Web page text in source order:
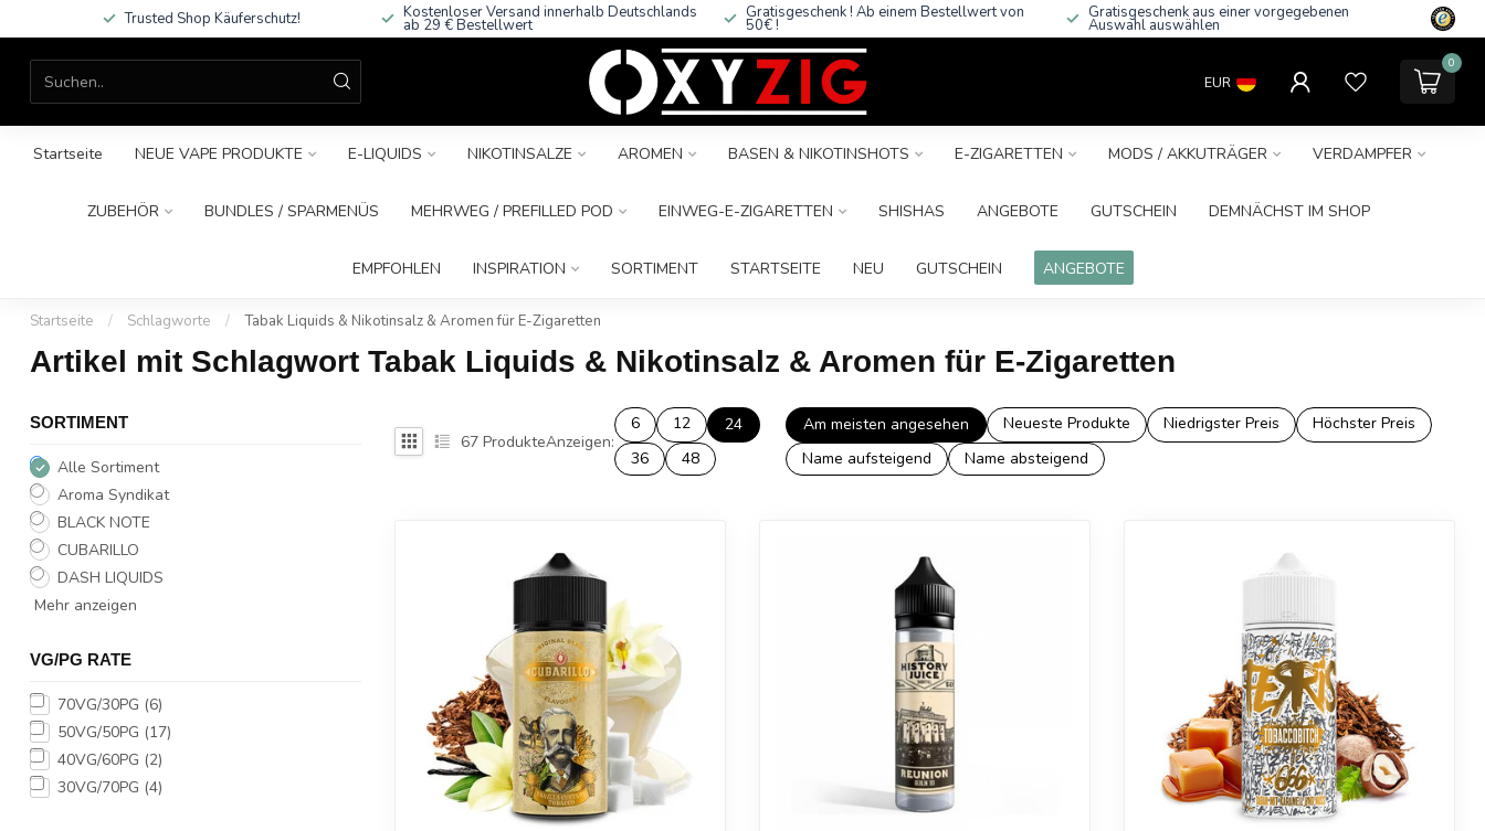
Trusted Shop Käuferschutz! Kostenloser Versand innerhalb Deutschlands
ab 29 € Bestellwert
Gratisgeschenk ! Ab einem Bestellwert von
50€ !
Gratisgeschenk aus einer vorgegebenen
Auswahl auswählen
EUR
0
Startseite NEUE VAPE PRODUKTE E-LIQUIDS NIKOTINSALZE AROMEN BASEN & NIKOTINSHOTS E-ZIGARETTEN MODS / AKKUTRÄGER VERDAMPFER
ZUBEHÖR BUNDLES / SPARMENÜS MEHRWEG / PREFILLED POD EINWEG-E-ZIGARETTEN SHISHAS ANGEBOTE GUTSCHEIN DEMNÄCHST IM SHOP
EMPFOHLEN INSPIRATION SORTIMENT STARTSEITE NEU GUTSCHEIN ANGEBOTE
Startseite / Schlagworte / Tabak Liquids & Nikotinsalz & Aromen für E-Zigaretten
Artikel mit Schlagwort Tabak Liquids & Nikotinsalz & Aromen für E-Zigaretten
SORTIMENT
Alle Sortiment
Aroma Syndikat
BLACK NOTE
CUBARILLO
DASH LIQUIDS
Mehr anzeigen
VG/PG RATE
70VG/30PG (6)
50VG/50PG (17)
40VG/60PG (2)
30VG/70PG (4)
67 ProdukteAnzeigen:
6 12
24
36
48
Am meisten angesehen Neueste Produkte Niedrigster Preis
Höchster Preis
Name aufsteigend
Name absteigend